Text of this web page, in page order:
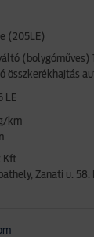
(205LE)
(bolygóműves)
összkerékhajtás
LE
km
Kft
Zanati u. 58.